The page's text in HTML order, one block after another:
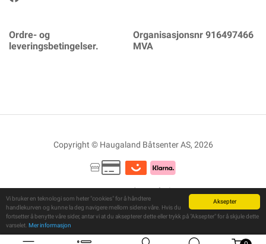
Aksepter
Vi bruker en teknologi som heter "cookies" for å håndtere
handlekurven og kunne la deg navigere mellom sidene våre. Hvis du
fortsetter å benytte våre sider, antar vi at du aksepterer dette eller trykk på "Aksepter" for å skjule dette
varselet. Mer informasjon
Ordre- og
leveringsbetingelser.
Organisasjonsnr 916497466
MVA
Copyright © Haugaland Båtsenter AS, 2026
Powered ByTelaris